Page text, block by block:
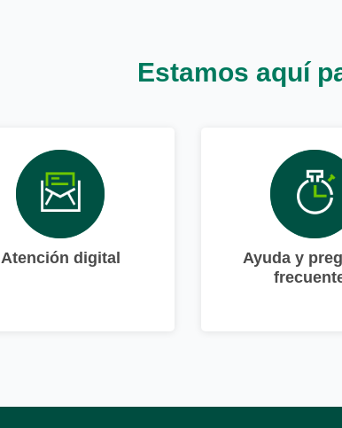
Estamos aquí
Atención digital
Ayuda y